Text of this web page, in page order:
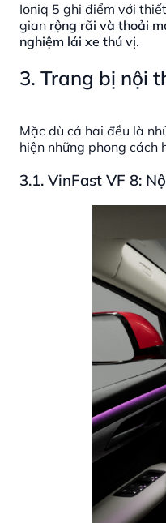
Ioniq 5 ghi điểm với
gian rộng rãi và thoải
nghiệm lái xe thú vị.
3. Trang bị nội
Mặc dù cả hai đều là
hiện những phong cách
3.1. VinFast VF 8: